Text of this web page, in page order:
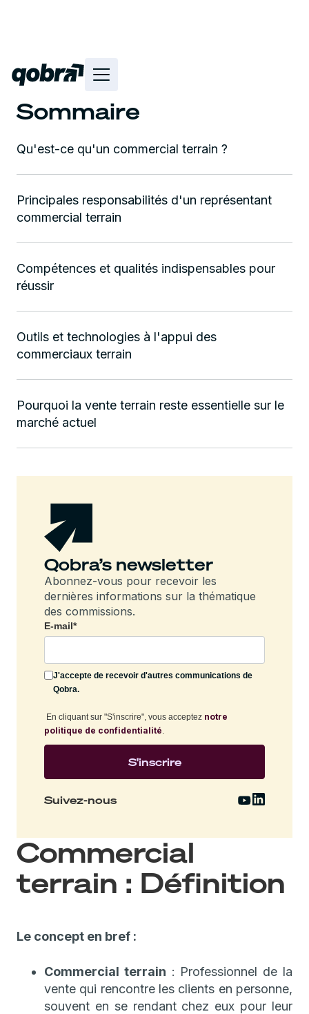
Commercial
terrain : Définition
Le concept en bref :
Commercial terrain : Professionnel de la
vente qui rencontre les clients en personne,
souvent en se rendant chez eux pour leur
Sommaire
Qu'est-ce qu'un commercial terrain ?
Principales responsabilités d'un représentant
commercial terrain
Compétences et qualités indispensables pour
réussir
Outils et technologies à l'appui des
commerciaux terrain
Pourquoi la vente terrain reste essentielle sur le
marché actuel
Qobra’s newsletter
Abonnez-vous pour recevoir les
dernières informations sur la thématique
des commissions.
E-mail*
J'accepte de recevoir d'autres communications de
Qobra.
En cliquant sur "S'inscrire", vous acceptez notre
politique de confidentialité.
Suivez-nous